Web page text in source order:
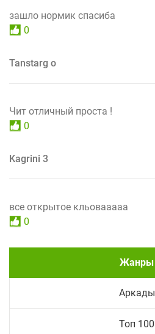
зашло нормик спасиба
0
Tanstarg о
Чит отличный проста !
0
Kagrini 3
все открытое кльовааааа
0
Жанры
Аркады
Топ 100